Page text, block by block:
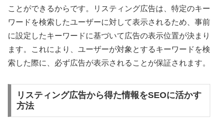
ことができるからです。リスティング広告は、特定のキー
ワードを検索したユーザーに対して表示されるため、事前
に設定したキーワードに基づいて広告の表示位置が決まり
ます。これにより、ユーザーが対象とするキーワードを検
索した際に、必ず広告が表示されることが保証されます。
リスティング広告から得た情報をSEOに活かす
方法